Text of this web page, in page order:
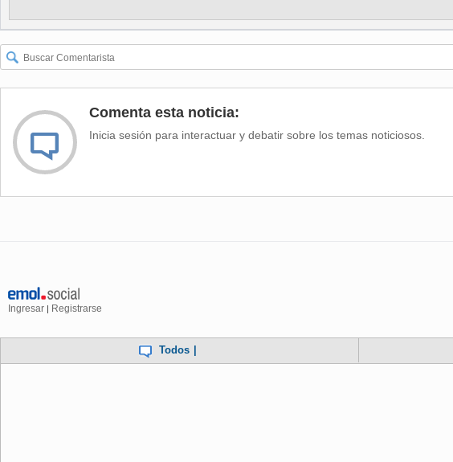
Comenta esta noticia:
Inicia sesión para interactuar y debatir sobre los temas noticiosos.
Ingresar | Registrarse
Todos